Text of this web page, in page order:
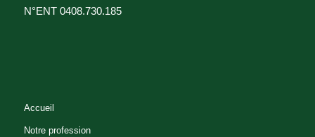
N°ENT 0408.730.185
Accueil
Notre profession